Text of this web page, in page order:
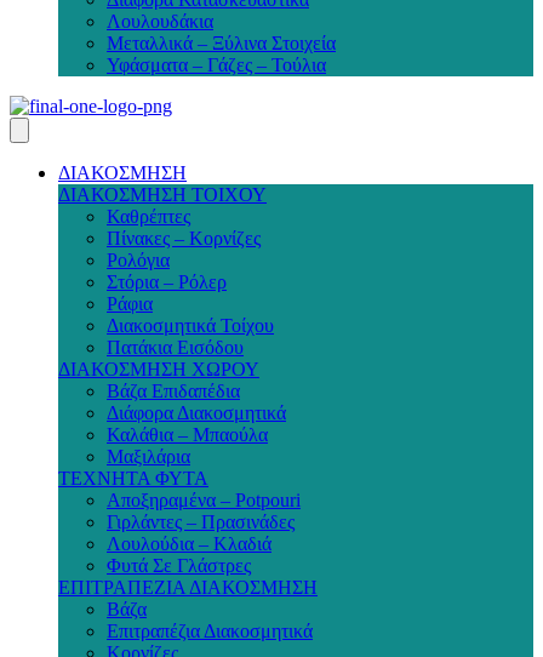
Λουλουδάκια
Μεταλλικά – Ξύλινα Στοιχεία
Υφάσματα – Γάζες – Τούλια
ΔΙΑΚΟΣΜΗΣΗ
ΔΙΑΚΟΣΜΗΣΗ ΤΟΙΧΟΥ
Καθρέπτες
Πίνακες – Κορνίζες
Ρολόγια
Στόρια – Ρόλερ
Ράφια
Διακοσμητικά Τοίχου
Πατάκια Εισόδου
ΔΙΑΚΟΣΜΗΣΗ ΧΩΡΟΥ
Βάζα Επιδαπέδια
Διάφορα Διακοσμητικά
Καλάθια – Μπαούλα
Μαξιλάρια
ΤΕΧΝΗΤΑ ΦΥΤΑ
Αποξηραμένα – Potpouri
Γιρλάντες – Πρασινάδες
Λουλούδια – Κλαδιά
Φυτά Σε Γλάστρες
ΕΠΙΤΡΑΠΕΖΙΑ ΔΙΑΚΟΣΜΗΣΗ
Βάζα
Επιτραπέζια Διακοσμητικά
Κορνίζες